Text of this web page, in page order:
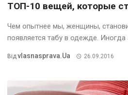
ТОП-10 вещей, которые
Чем опытнее мы, женщины,
появляется табу в одежде. Иногда
ВідVlasnasprava.ua 26.09.2016